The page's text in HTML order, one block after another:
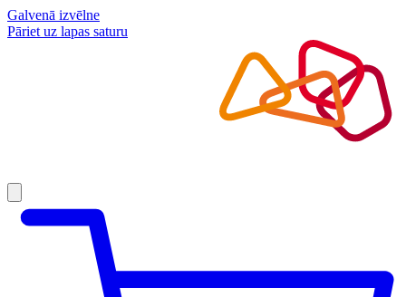
Galvenā izvēlne
Pāriet uz lapas saturu